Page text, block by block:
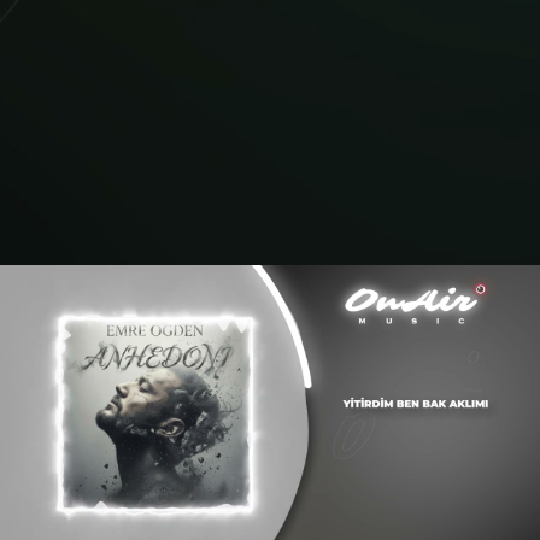
Emre Ogden - Anhedoni (Official Lyric Video)
Videoyu Oynat